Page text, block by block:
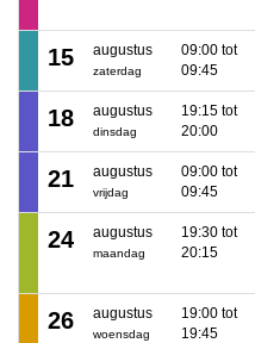
15 augustus
zaterdag
09:00 tot
09:45
18 augustus
dinsdag
19:15 tot
20:00
21 augustus
vrijdag
09:00 tot
09:45
24 augustus
maandag
19:30 tot
20:15
26 augustus
woensdag
19:00 tot
19:45